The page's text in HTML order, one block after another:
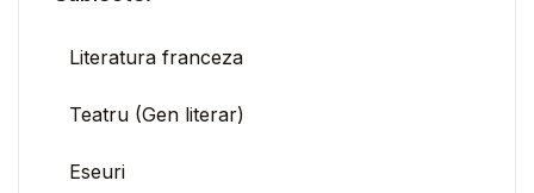
Literatura franceza
Teatru (Gen literar)
Eseuri